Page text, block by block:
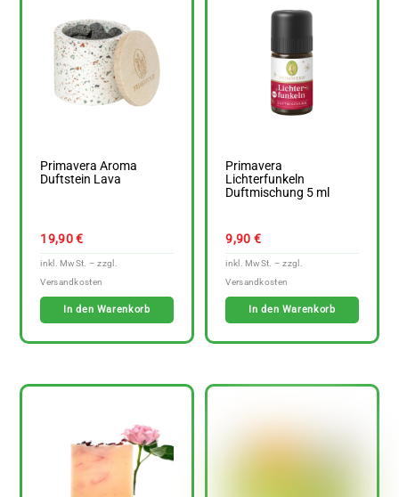
Primavera Aroma
Duftstein Lava
19,90€
In den Warenkorb
Primavera
Lichterfunkeln
Duftmischung 5 ml
9,90 €
In den Warenkorb